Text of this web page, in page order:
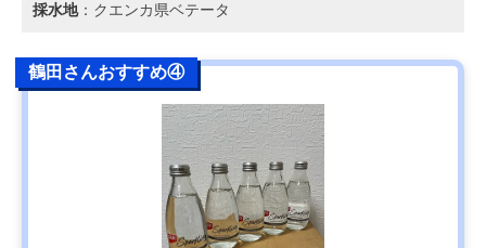
採水地：クエンカ県ベテータ
鶴田さんおすすめ④